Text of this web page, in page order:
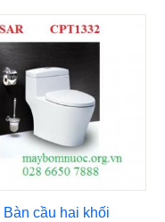
Bàn cầu hai khối